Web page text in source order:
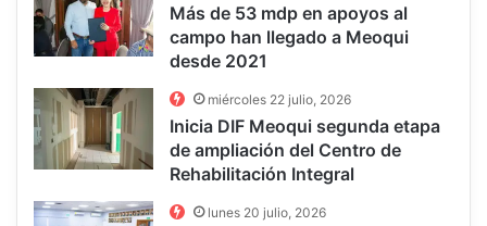
Más de 53 mdp en apoyos al
campo han llegado a Meoqui
desde 2021
miércoles 22 julio, 2026
Inicia DIF Meoqui segunda etapa
de ampliación del Centro de
Rehabilitación Integral
lunes 20 julio, 2026